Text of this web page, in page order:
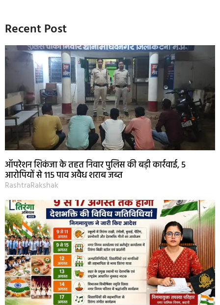
Recent Post
ऑपरेशन शिकंजा के तहत निवार पुलिस की बड़ी कार्रवाई, 5
आरोपियों से 115 पाव अवैध शराब जब्त
RashtraRakshak